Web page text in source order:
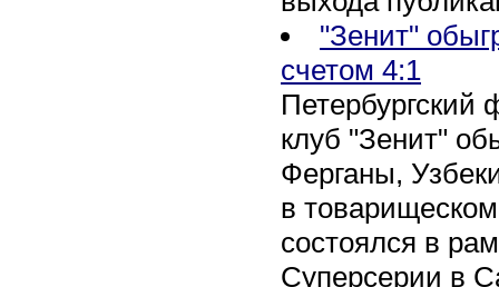
"Зенит"
счетом 4:1
Петербургский
клуб "Зенит"
Ферганы,
в
состоялся в
Суперсерии в